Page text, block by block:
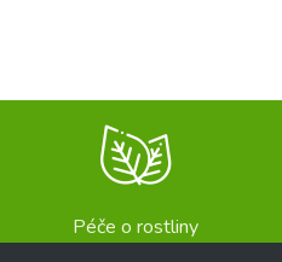
Péče o rostliny